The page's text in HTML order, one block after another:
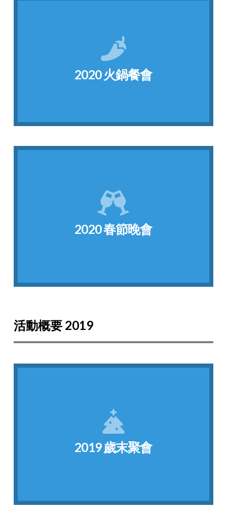
2020 火鍋餐會
為了歡迎新加入的同學，SVSU特地邀請銘傳學生
與Roberts Fellows一起分享火鍋，並透過玩遊戲
來認識新朋友，拉近彼此的距離！
2020 春節晚會
美國分校與塞基諾大學中國學生學者聯合會在一
月二十五日舉辦了新年春節餐會，邀請了校內外
嘉賓一同慶祝新年的到來。祝福大家在新的一年
財運亨通、健康無憂、平安多福！
活動概要 2019
2019 歲末聚會
非常感謝SVSU校長Dr. Bachand邀請我們參加歲
末聚會，還特別為學生準備了貼心的禮物。謝謝
辛苦準備活動的工作人員們，讓大家有個美好的
夜晚。祝福各位有個愉快的聖誕佳節!